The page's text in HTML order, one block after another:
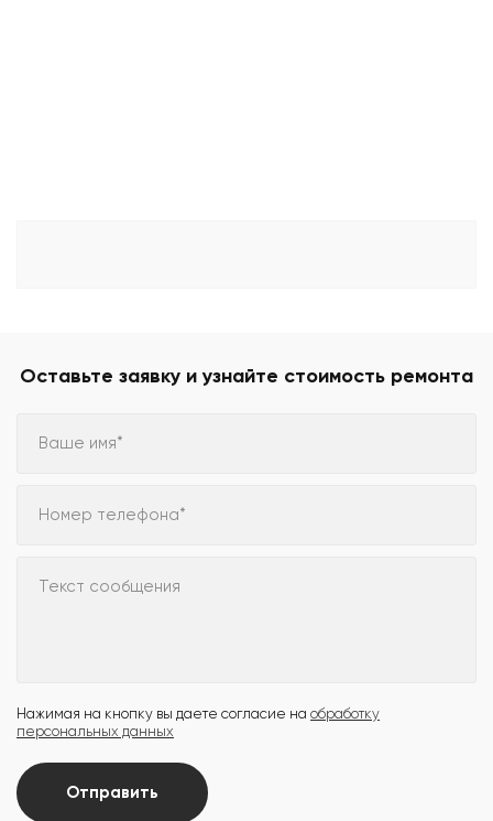
Оставьте заявку и узнайте стоимость ремонта
Ваше имя*
Номер телефона*
Текст сообщения
Нажимая на кнопку вы даете согласие на обработку
персональных данных
Отправить